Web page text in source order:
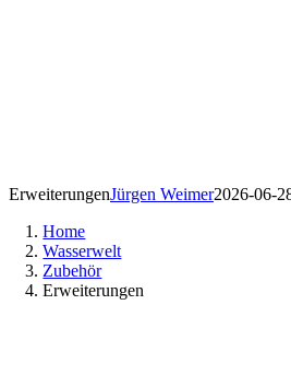
ErweiterungenJürgen Weimer2026-06-
Home
Wasserwelt
Zubehör
Erweiterungen